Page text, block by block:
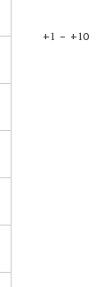
+1 – +10